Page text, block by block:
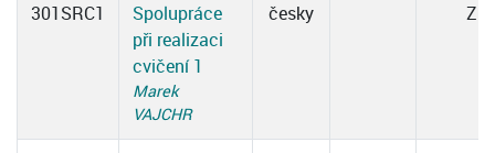
301SRC1
Spolupráce
při realizaci
cvičení 1
Marek
VAJCHR
česky Z